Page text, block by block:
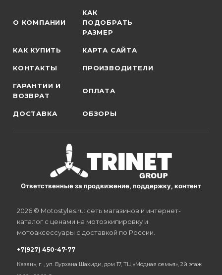
О КОМПАНИИ
КАК
ПОДОБРАТЬ
РАЗМЕР
КАК КУПИТЬ КАРТА САЙТА
КОНТАКТЫ ПРОИЗВОДИТЕЛИ
ГАРАНТИИ И
ВОЗВРАТ
ОПЛАТА
ДОСТАВКА ОБЗОРЫ
Ответственные за продвижение, поддержку, контент
2026 © Motostyles.ru: сеть магазинов и интернет-
каталог с ценами на мотоэкипировку и
мотоаксессуары с доставкой по России.
+7(927) 450-47-77
Казань, г. , ул. Бурхана Шахиди, дом 17, ТЦ «Модная семья», 2й этаж